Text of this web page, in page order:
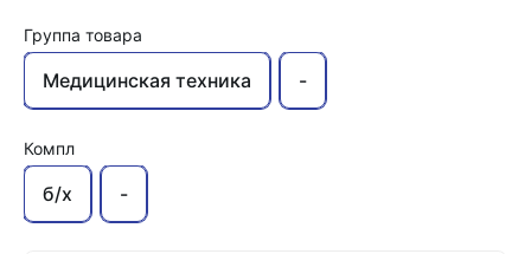
Группа товара
Медицинская техника -
Компл
б/х -